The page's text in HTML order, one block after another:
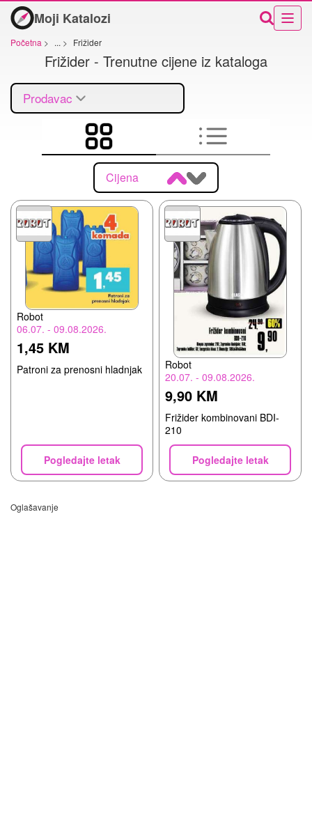
Moji Katalozi
Početna > ... > Frižider
Frižider - Trenutne cijene iz kataloga
Prodavac
Cijena
Robot
06.07. - 09.08.2026.
1,45 KM
Patroni za prenosni hladnjak
Pogledajte letak
Robot
20.07. - 09.08.2026.
9,90 KM
Frižider kombinovani BDI-
210
Pogledajte letak
Oglašavanje